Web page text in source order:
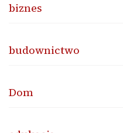
biznes
budownictwo
Dom